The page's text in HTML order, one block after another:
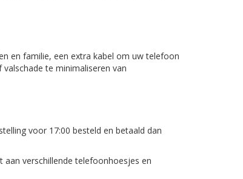
en familie, een extra kabel om uw telefoon
te minimaliseren van
voor 17:00 besteld en betaald dan
verschillende telefoonhoesjes en